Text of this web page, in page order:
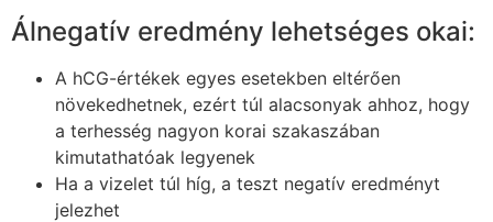
Álnegatív eredmény lehetséges okai:
A hCG-értékek egyes esetekben eltérően
növekedhetnek, ezért túl alacsonyak ahhoz, hogy
a terhesség nagyon korai szakaszában
kimutathatóak legyenek
Ha a vizelet túl híg, a teszt negatív eredményt
jelezhet